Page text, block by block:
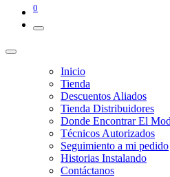
0
Inicio
Tienda
Descuentos Aliados
Tienda Distribuidores
Donde Encontrar El
Técnicos Autorizados
Seguimiento a mi pedido
Historias Instalando
Contáctanos